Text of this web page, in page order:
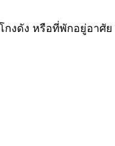
กงดัง หรือที่พักอยู่อาศัย